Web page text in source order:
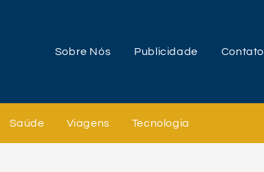
Sobre Nós Publicidade Contato
Saúde Viagens Tecnologia